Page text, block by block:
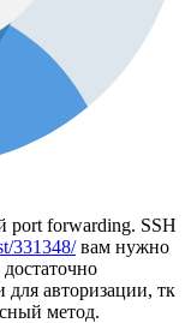
port forwarding. SSH
331348/вам нужно
для авторизации, тк
метод.